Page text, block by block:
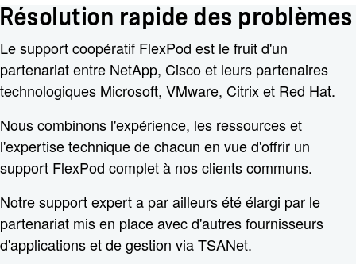
Résolution rapide des problèmes
Le support coopératif FlexPod est le fruit d'un
partenariat entre NetApp, Cisco et leurs partenaires
technologiques Microsoft, VMware, Citrix et Red Hat.
Nous combinons l'expérience, les ressources et
l'expertise technique de chacun en vue d'offrir un
support FlexPod complet à nos clients communs.
Notre support expert a par ailleurs été élargi par le
partenariat mis en place avec d'autres fournisseurs
d'applications et de gestion via TSANet.